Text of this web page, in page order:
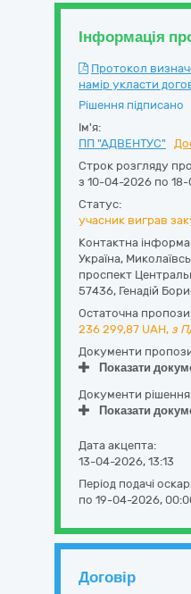
Інформація
Протокол
намір укласти
Рішення підписано
Ім'я:
ПП "АДВЕНТУС"
Строк розгляду
з 10-04-2026 по
Статус:
учасник виграв
Контактна
Україна,
проспект
57436, Генадій
Остаточна
236 299,87 UAH, з
Документи
Показати
Документи
Показати
Дата акцепта:
13-04-2026, 13:13
Період подачі
по 19-04-2026,
Договір